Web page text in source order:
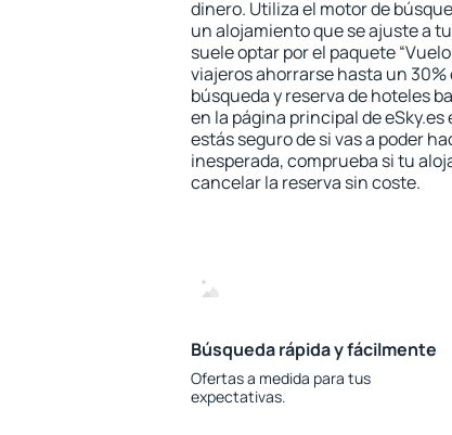
dinero. Utiliza el motor de
un alojamiento que se ajuste a
suele optar por el paquete
viajeros ahorrarse hasta un
búsqueda y reserva de hoteles
en la página principal de eSky.es
estás seguro de si vas a poder
inesperada, comprueba si tu
cancelar la reserva sin coste.
Búsqueda rápida y fácilmente
Ofertas a medida para tus
expectativas.